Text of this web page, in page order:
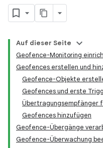
Auf dieser Seite
Geofence-Monitoring
Geofences erstellen und
Geofence-Objekte
Geofences und erste
Übertragungsempfänger
Geofences hinzufügen
Geofence-Übergänge
Geofence-Überwachung